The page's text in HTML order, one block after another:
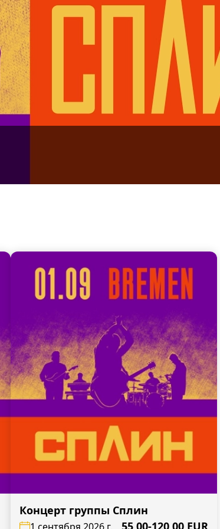
Концерт группы Сплин
1 сентября 2026 г. 55,00-120,00 EUR